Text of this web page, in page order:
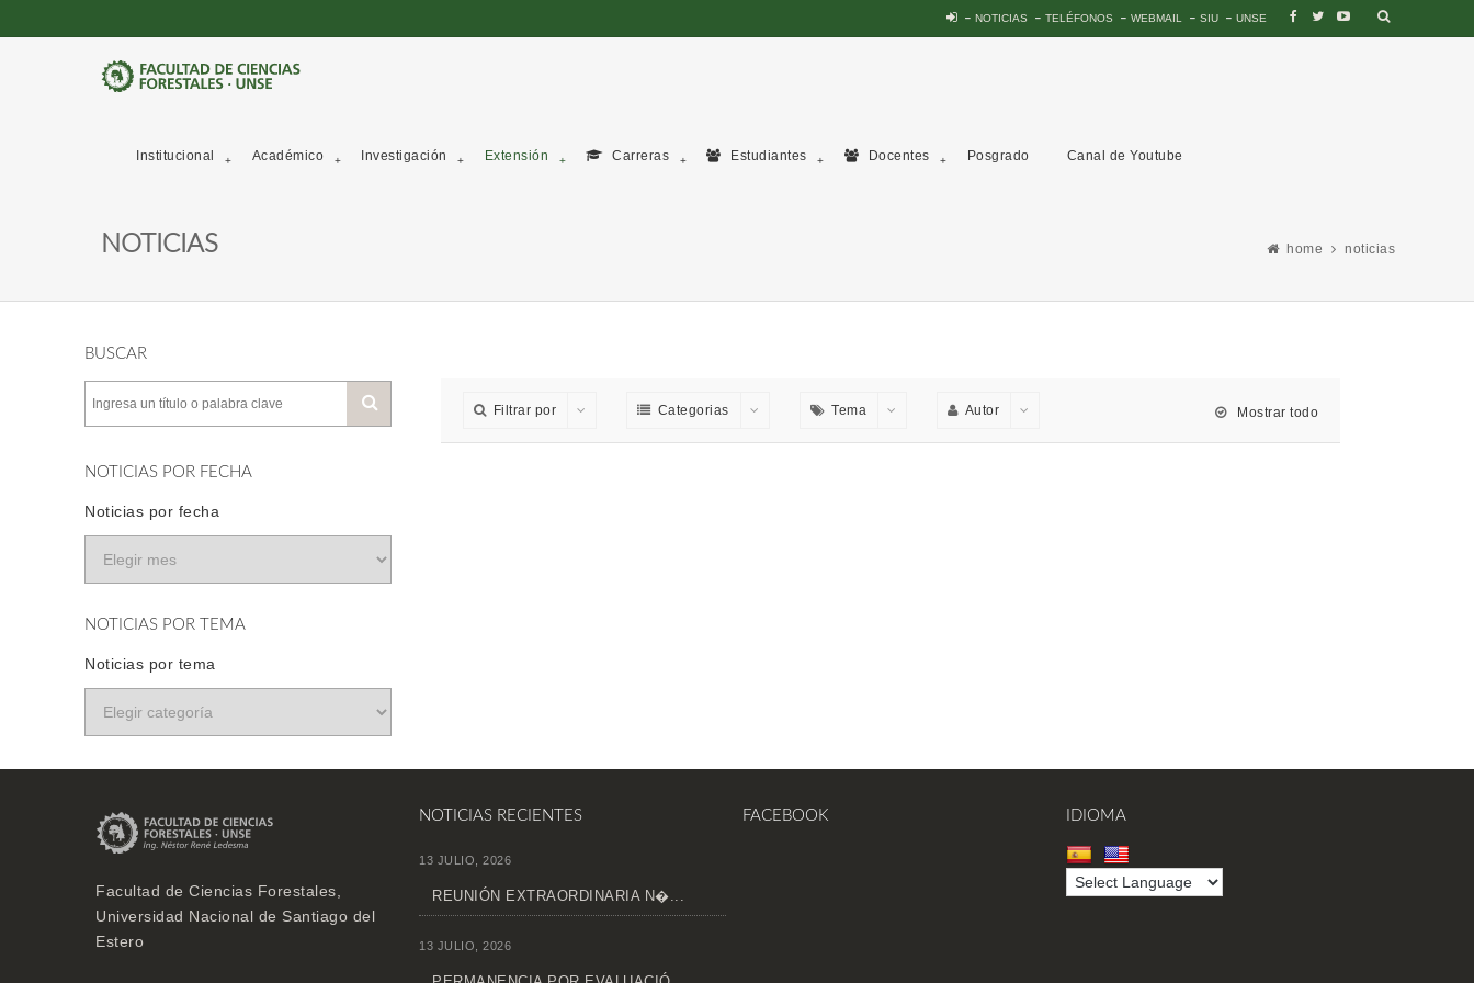
NOTICIAS TELÉFONOS WEBMAIL SIU UNSE
Institucional Académico Investigación Extensión Carreras Estudiantes Docentes Posgrado Canal de Youtube
NOTICIAS home noticias
BUSCAR
NOTICIAS POR FECHA
Noticias por fecha
NOTICIAS POR TEMA
Noticias por tema
Filtrar por Categorias Tema Autor Mostrar todo
Facultad de Ciencias Forestales,
Universidad Nacional de Santiago del
Estero
NOTICIAS RECIENTES
13 JULIO, 2026
REUNIÓN EXTRAORDINARIA N�...
13 JULIO, 2026
FACEBOOK IDIOMA